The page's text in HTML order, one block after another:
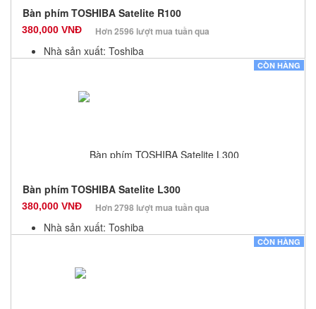
Bàn phím TOSHIBA Satelite R100
380,000 VNĐ Hơn 2596 lượt mua tuần qua
Nhà sản xuất: Toshiba
Số lượng: 10
CÒN HÀNG
Bàn phím TOSHIBA Satelite L300
380,000 VNĐ Hơn 2798 lượt mua tuần qua
Nhà sản xuất: Toshiba
Số lượng: 10
CÒN HÀNG